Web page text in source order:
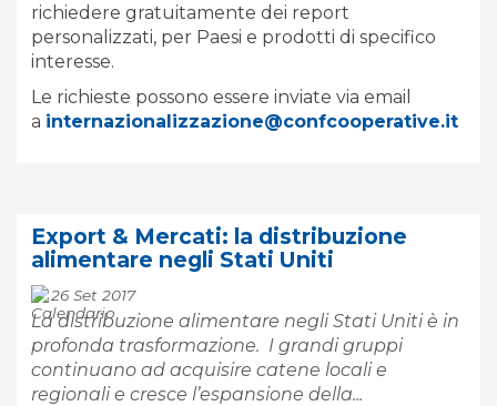
richiedere gratuitamente dei report
personalizzati, per Paesi e prodotti di specifico
interesse.
Le richieste possono essere inviate via email
a internazionalizzazione@confcooperative.it
Export & Mercati: la distribuzione
alimentare negli Stati Uniti
26 Set 2017
La distribuzione alimentare negli Stati Uniti è in
profonda trasformazione. I grandi gruppi
continuano ad acquisire catene locali e
regionali e cresce l’espansione della...